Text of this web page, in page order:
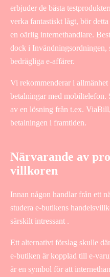
erbjuder de bästa
verka fantastiskt lågt, bör
en oärlig internethandlare.
dock i Invändningsordningen,
bedrägliga e-affärer.
Vi rekommenderar i
betalningar med mobiltelefon.
av en lösning från t.ex.
betalningen i framtiden.
Närvarande av
villkoren
Innan någon handlar från ett
studera e-butikens
särskilt intressant .
Ett alternativt förslag skulle
e-butiken är kopplad till e-
är en symbol för att